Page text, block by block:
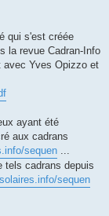
qui s'est créée
la revue Cadran-Info
avec Yves Opizzo et
ayant été
aux cadrans
sequen ...
tels cadrans depuis
sequen